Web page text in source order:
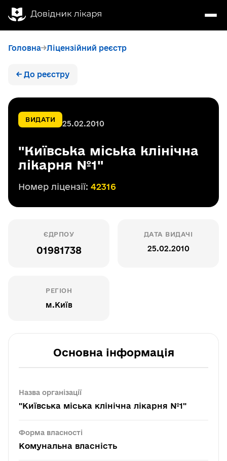
Головна Ліцензійний реєстр
← До реєстру
ВИДАТИ 25.02.2010
"Київська міська клінічна
лікарня №1"
Номер ліцензії: 42316
ЄДРПОУ
01981738
ДАТА ВИДАЧІ
25.02.2010
РЕГІОН
м.Київ
Основна інформація
Назва організації
"Київська міська клінічна лікарня №1"
Форма власності
Комунальна власність